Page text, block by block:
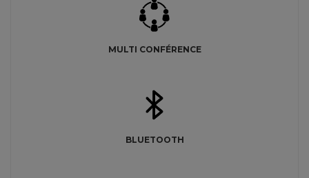
MULTI CONFÉRENCE
BLUETOOTH